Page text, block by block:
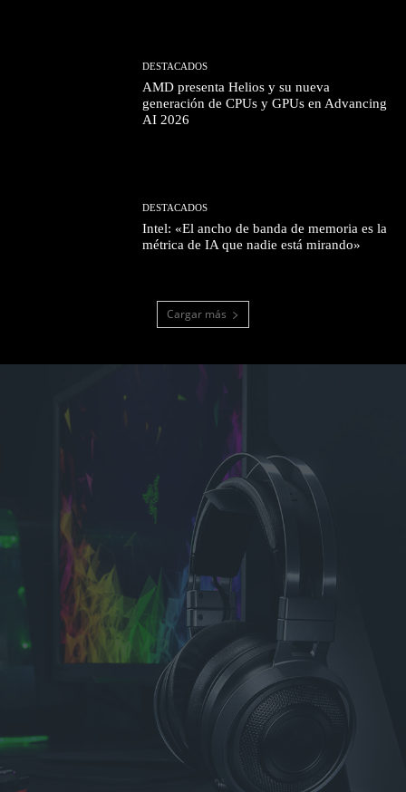
DESTACADOS
AMD presenta Helios y su nueva
generación de CPUs y GPUs en Advancing
AI 2026
DESTACADOS
Intel: «El ancho de banda de memoria es la
métrica de IA que nadie está mirando»
Cargar más